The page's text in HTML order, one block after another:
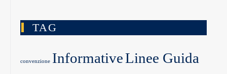
TAG
convenzione InformativeLinee Guida